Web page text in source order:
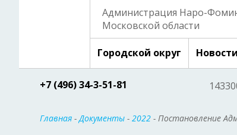
Администрация Наро-
Московской области
Городской округ Новости
+7 (496) 34-3-51-81
Главная -Документы - 2022 - Постановление